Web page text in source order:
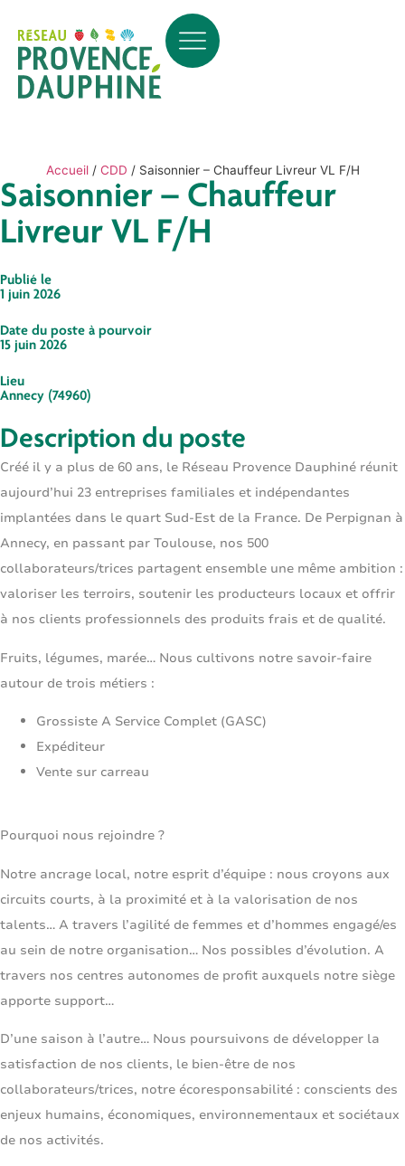
Accueil/ CDD / Saisonnier – Chauffeur Livreur VL F/H
Saisonnier – Chauffeur
Livreur VL F/H
Publié le
1 juin 2026
Date du poste à pourvoir
15 juin 2026
Lieu
Annecy (74960)
Description du poste
Créé il y a plus de 60 ans, le Réseau Provence Dauphiné réunit
aujourd’hui 23 entreprises familiales et indépendantes
implantées dans le quart Sud-Est de la France. De Perpignan à
Annecy, en passant par Toulouse, nos 500
collaborateurs/trices partagent ensemble une même ambition :
valoriser les terroirs, soutenir les producteurs locaux et offrir
à nos clients professionnels des produits frais et de qualité.
Fruits, légumes, marée… Nous cultivons notre savoir-faire
autour de trois métiers :
Grossiste A Service Complet (GASC)
Expéditeur
Vente sur carreau
Pourquoi nous rejoindre ?
Notre ancrage local, notre esprit d’équipe : nous croyons aux
circuits courts, à la proximité et à la valorisation de nos
talents… A travers l’agilité de femmes et d’hommes engagé/es
au sein de notre organisation… Nos possibles d’évolution. A
travers nos centres autonomes de profit auxquels notre siège
apporte support…
D’une saison à l’autre… Nous poursuivons de développer la
satisfaction de nos clients, le bien-être de nos
collaborateurs/trices, notre écoresponsabilité : conscients des
enjeux humains, économiques, environnementaux et sociétaux
de nos activités.